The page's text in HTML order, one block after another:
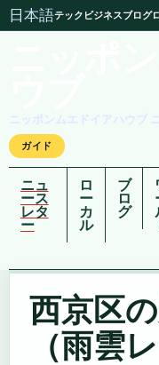
日本語テック ビジネスブログ
ニッポンムエドイアハウブ
ガイド
ニュ
ース
レタ
ー
ロ
ー
カ
ル
ブ
ロ
グ
西京区
（雨雲